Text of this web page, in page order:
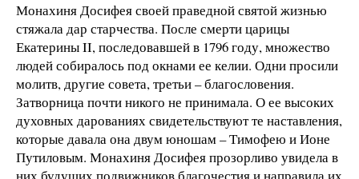
Монахиня Досифея своей праведной святой жизнью
стяжала дар старчества. После смерти царицы
Екатерины II, последовавшей в 1796 году, множество
людей собиралось под окнами ее келии. Одни просили
молитв, другие совета, третьи – благословения.
Затворница почти никого не принимала. О ее высоких
духовных дарованиях свидетельствуют те наставления,
которые давала она двум юношам – Тимофею и Ионе
Путиловым. Монахиня Досифея прозорливо увидела в